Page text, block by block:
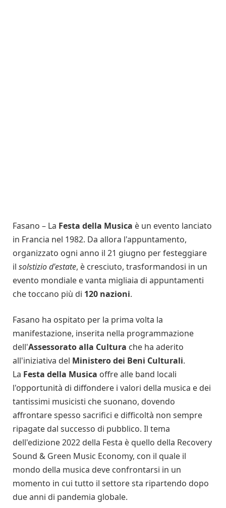
Fasano – La Festa della Musica è un evento lanciato
in Francia nel 1982. Da allora l'appuntamento,
organizzato ogni anno il 21 giugno per festeggiare
il solstizio d'estate, è cresciuto, trasformandosi in un
evento mondiale e vanta migliaia di appuntamenti
che toccano più di 120 nazioni.
Fasano ha ospitato per la prima volta la
manifestazione, inserita nella programmazione
dell'Assessorato alla Cultura che ha aderito
all'iniziativa del Ministero dei Beni Culturali.
La Festa della Musica offre alle band locali
l'opportunità di diffondere i valori della musica e dei
tantissimi musicisti che suonano, dovendo
affrontare spesso sacrifici e difficoltà non sempre
ripagate dal successo di pubblico. Il tema
dell'edizione 2022 della Festa è quello della Recovery
Sound & Green Music Economy, con il quale il
mondo della musica deve confrontarsi in un
momento in cui tutto il settore sta ripartendo dopo
due anni di pandemia globale.